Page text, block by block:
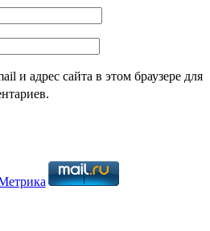
и адрес сайта в этом браузере для